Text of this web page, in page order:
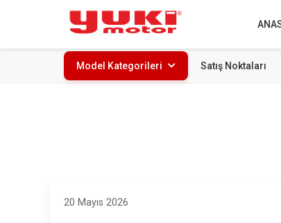
Model Kategorileri Satış Noktaları
20 Mayıs 2026